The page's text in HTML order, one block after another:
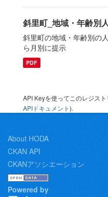
斜里町_地域・年齢別
斜里町の地域・年齢別の
ら月別に提示
PDF
API Keyを使ってこのレジス
APIドキュメント).
About HODA
CKAN API
CKANアソシエーション
Powered by